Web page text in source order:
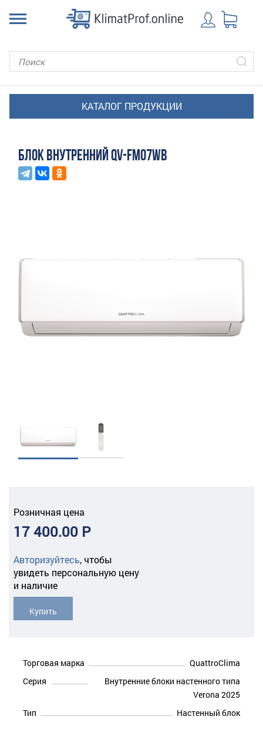
БЛОК ВНУТРЕННИЙ QV-FM07WB
Розничная цена
17 400.00 Р
Авторизуйтесь, чтобы
увидеть персональную цену
и наличие
Купить
Торговая марка
QuattroClima
Серия
Внутренние блоки настенного типа
Verona 2025
Тип
Настенный блок